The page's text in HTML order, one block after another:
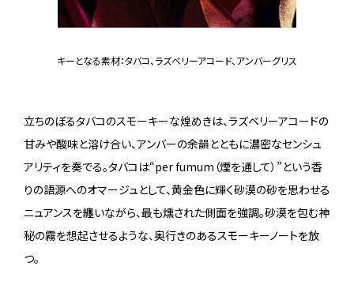
キーとなる素材：タバコ、ラズベリーアコード、アンバーグリス
立ちのぼるタバコのスモーキーな煌めきは、ラズベリーアコードの
甘みや酸味と溶け合い、アンバーの余韻とともに濃密なセンシュ
アリティを奏でる。タバコは“per fumum（煙を通して）”という香
りの語源へのオマージュとして、黄金色に輝く砂漠の砂を思わせる
ニュアンスを纏いながら、最も燻された側面を強調。砂漠を包む神
秘の霧を想起させるような、奥行きのあるスモーキーノートを放
つ。